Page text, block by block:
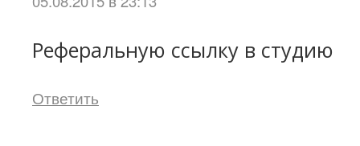
Реферальную ссылку в студию
Ответить